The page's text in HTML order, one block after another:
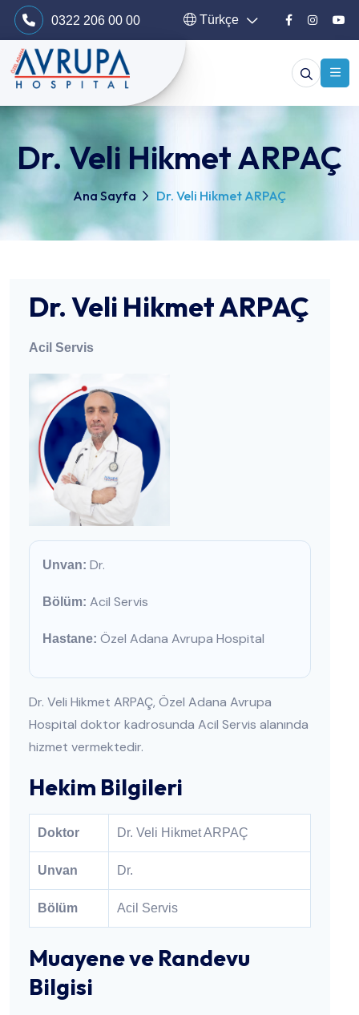
0322 206 00 00 Türkçe
Dr. Veli Hikmet ARPAÇ
Ana Sayfa Dr. Veli Hikmet ARPAÇ
Dr. Veli Hikmet ARPAÇ
Acil Servis
Unvan: Dr.
Bölüm: Acil Servis
Hastane: Özel Adana Avrupa Hospital
Dr. Veli Hikmet ARPAÇ, Özel Adana Avrupa
Hospital doktor kadrosunda Acil Servis alanında
hizmet vermektedir.
Hekim Bilgileri
Doktor Dr. Veli Hikmet ARPAÇ
Unvan Dr.
Bölüm Acil Servis
Muayene ve Randevu
Bilgisi